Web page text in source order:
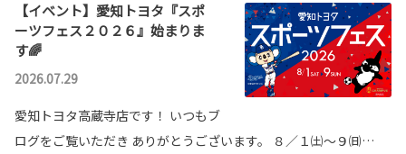
【イベント】愛知トヨタ『スポ
ーツフェス２０２６』始まりま
す🌈
2026.07.29
愛知トヨタ高蔵寺店です！ いつもブ
ログをご覧いただき ありがとうございます。 ８／１㈯～９㈰…